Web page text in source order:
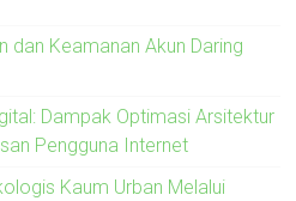
dan Keamanan Akun Daring
Dampak Optimasi Arsitektur
Pengguna Internet
Kaum Urban Melalui